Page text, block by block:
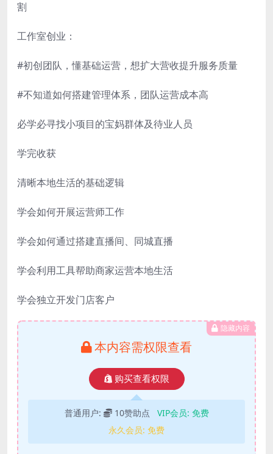
割
工作室创业：
#初创团队，懂基础运营，想扩大营收提升服务质量
#不知道如何搭建管理体系，团队运营成本高
必学必寻找小项目的宝妈群体及待业人员
学完收获
清晰本地生活的基础逻辑
学会如何开展运营师工作
学会如何通过搭建直播间、同城直播
学会利用工具帮助商家运营本地生活
学会独立开发门店客户
隐藏内容
本内容需权限查看
购买查看权限
普通用户: 10赞助点 VIP会员: 免费
永久会员: 免费